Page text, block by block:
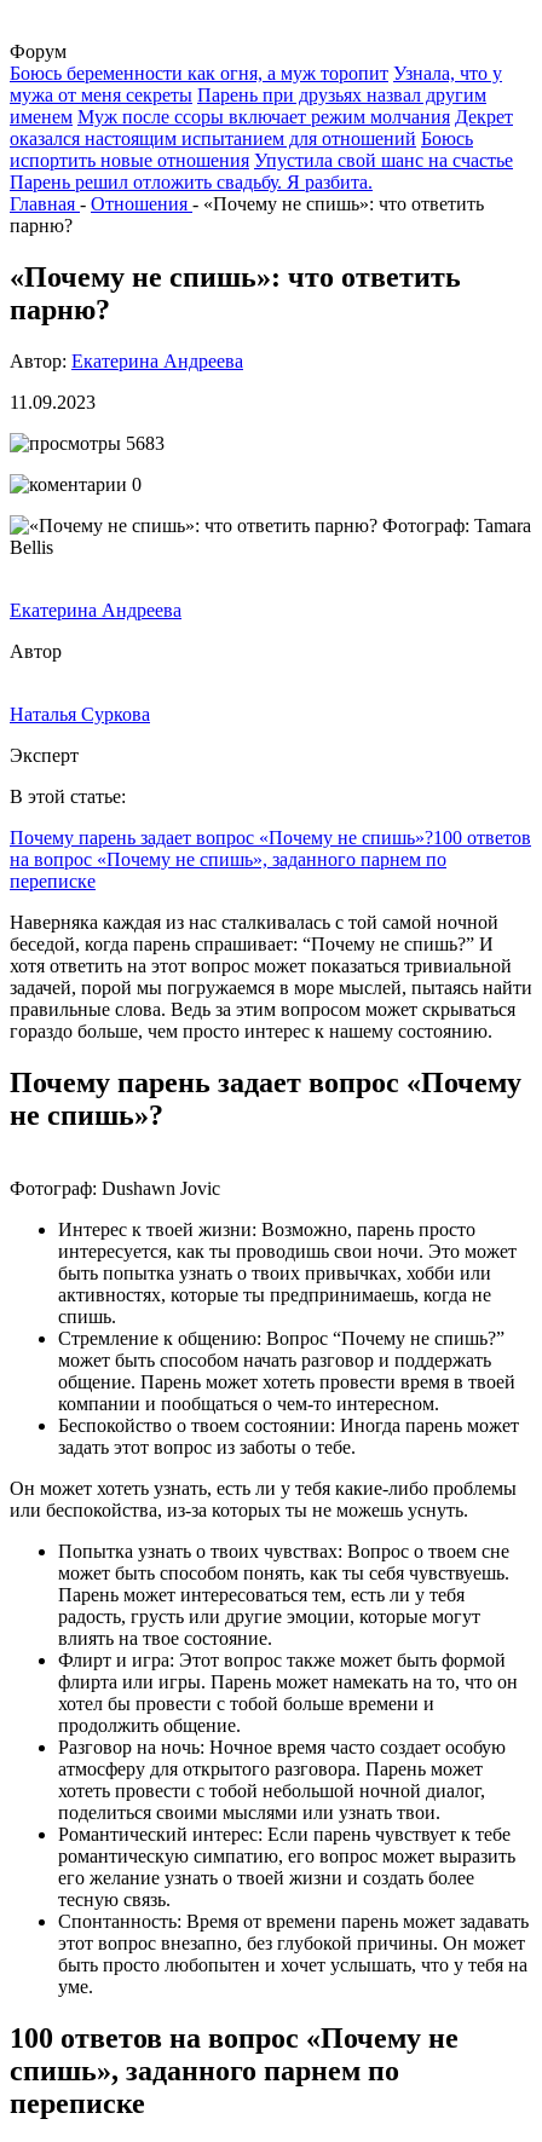
Форум
Боюсь беременности как огня, а муж торопит Узнала, что у
мужа от меня секреты Парень при друзьях назвал другим
именем Муж после ссоры включает режим молчания Декрет
оказался настоящим испытанием для отношений Боюсь
испортить новые отношения Упустила свой шанс на счастье
Парень решил отложить свадьбу. Я разбита.
Главная - Отношения - «Почему не спишь»: что ответить
парню?
«Почему не спишь»: что ответить
парню?
Автор: Екатерина Андреева
11.09.2023
5683
0
Фотограф: Tamara
Bellis
Екатерина Андреева
Автор
Наталья Суркова
Эксперт
В этой статье:
Почему парень задает вопрос «Почему не спишь»?100 ответов
на вопрос «Почему не спишь», заданного парнем по
переписке
Наверняка каждая из нас сталкивалась с той самой ночной
беседой, когда парень спрашивает: “Почему не спишь?” И
хотя ответить на этот вопрос может показаться тривиальной
задачей, порой мы погружаемся в море мыслей, пытаясь найти
правильные слова. Ведь за этим вопросом может скрываться
гораздо больше, чем просто интерес к нашему состоянию.
Почему парень задает вопрос «Почему
не спишь»?
Фотограф: Dushawn Jovic
Интерес к твоей жизни: Возможно, парень просто
интересуется, как ты проводишь свои ночи. Это может
быть попытка узнать о твоих привычках, хобби или
активностях, которые ты предпринимаешь, когда не
спишь.
Стремление к общению: Вопрос “Почему не спишь?”
может быть способом начать разговор и поддержать
общение. Парень может хотеть провести время в твоей
компании и пообщаться о чем-то интересном.
Беспокойство о твоем состоянии: Иногда парень может
задать этот вопрос из заботы о тебе.
Он может хотеть узнать, есть ли у тебя какие-либо проблемы
или беспокойства, из-за которых ты не можешь уснуть.
Попытка узнать о твоих чувствах: Вопрос о твоем сне
может быть способом понять, как ты себя чувствуешь.
Парень может интересоваться тем, есть ли у тебя
радость, грусть или другие эмоции, которые могут
влиять на твое состояние.
Флирт и игра: Этот вопрос также может быть формой
флирта или игры. Парень может намекать на то, что он
хотел бы провести с тобой больше времени и
продолжить общение.
Разговор на ночь: Ночное время часто создает особую
атмосферу для открытого разговора. Парень может
хотеть провести с тобой небольшой ночной диалог,
поделиться своими мыслями или узнать твои.
Романтический интерес: Если парень чувствует к тебе
романтическую симпатию, его вопрос может выразить
его желание узнать о твоей жизни и создать более
тесную связь.
Спонтанность: Время от времени парень может задавать
этот вопрос внезапно, без глубокой причины. Он может
быть просто любопытен и хочет услышать, что у тебя на
уме.
100 ответов на вопрос «Почему не
спишь», заданного парнем по
переписке